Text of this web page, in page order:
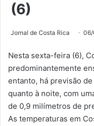
(6)
Jornal de Costa Rica
Nesta sexta-feira (6),
predominantemente
entanto, há previsão
quanto à noite, com
de 0,9 milímetros de
As temperaturas em